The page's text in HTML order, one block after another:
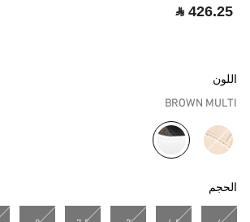
‎ ⃁ 426.25 ‎
اللون
BROWN MULTI
مختار
الحجم